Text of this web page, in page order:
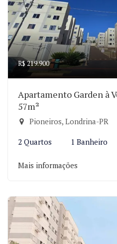
R$ 219.900
Apartamento Garden à
57m²
Pioneiros, Londrina-PR
2 Quartos 1 Banheiro
Mais informações